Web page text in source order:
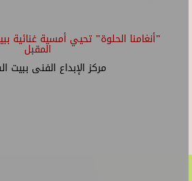
"أنغامنا الحلوة" تحيي أمسية غنائية
المقبل
مركز الإبداع الفنى ببيت